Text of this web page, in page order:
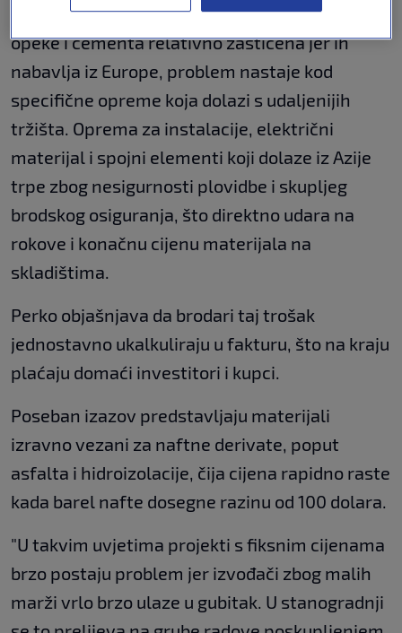
Iako je Hrvatska za osnovne materijale poput
opeke i cementa relativno zaštićena jer ih
nabavlja iz Europe, problem nastaje kod
specifične opreme koja dolazi s udaljenijih
tržišta. Oprema za instalacije, električni
materijal i spojni elementi koji dolaze iz Azije
trpe zbog nesigurnosti plovidbe i skupljeg
brodskog osiguranja, što direktno udara na
rokove i konačnu cijenu materijala na
skladištima.
Perko objašnjava da brodari taj trošak
jednostavno ukalkuliraju u fakturu, što na kraju
plaćaju domaći investitori i kupci.
Poseban izazov predstavljaju materijali
izravno vezani za naftne derivate, poput
asfalta i hidroizolacije, čija cijena rapidno raste
kada barel nafte dosegne razinu od 100 dolara.
"U takvim uvjetima projekti s fiksnim cijenama
brzo postaju problem jer izvođači zbog malih
marži vrlo brzo ulaze u gubitak. U stanogradnji